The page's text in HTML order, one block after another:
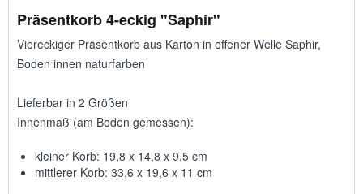
Präsentkorb 4-eckig "Saphir"
Viereckiger Präsentkorb aus Karton in offener Welle Saphir,
Boden innen naturfarben
Lieferbar in 2 Größen
Innenmaß (am Boden gemessen):
kleiner Korb: 19,8 x 14,8 x 9,5 cm
mittlerer Korb: 33,6 x 19,6 x 11 cm